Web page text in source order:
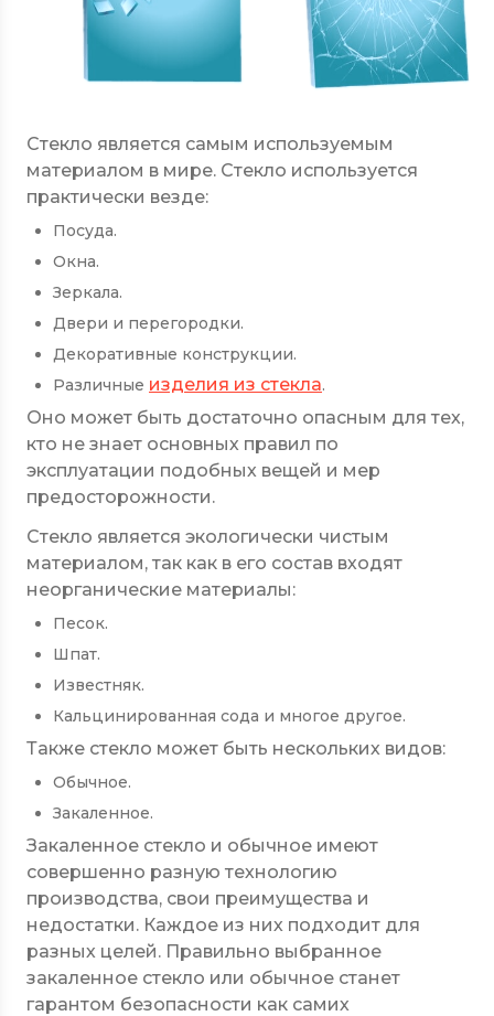
Стекло является самым используемым
материалом в мире. Стекло используется
практически везде:
Посуда.
Окна.
Зеркала.
Двери и перегородки.
Декоративные конструкции.
Различные изделия из стекла.
Оно может быть достаточно опасным для тех,
кто не знает основных правил по
эксплуатации подобных вещей и мер
предосторожности.
Стекло является экологически чистым
материалом, так как в его состав входят
неорганические материалы:
Песок.
Шпат.
Известняк.
Кальцинированная сода и многое другое.
Также стекло может быть нескольких видов:
Обычное.
Закаленное.
Закаленное стекло и обычное имеют
совершенно разную технологию
производства, свои преимущества и
недостатки. Каждое из них подходит для
разных целей. Правильно выбранное
закаленное стекло или обычное станет
гарантом безопасности как самих